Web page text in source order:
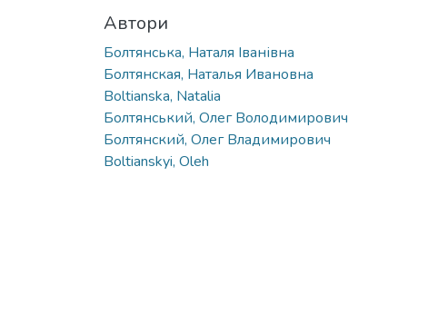
Автори
Болтянська, Наталя Іванівна
Болтянская, Наталья Ивановна
Boltianska, Natalia
Болтянський, Олег Володимирович
Болтянский, Олег Владимирович
Boltianskyi, Oleh